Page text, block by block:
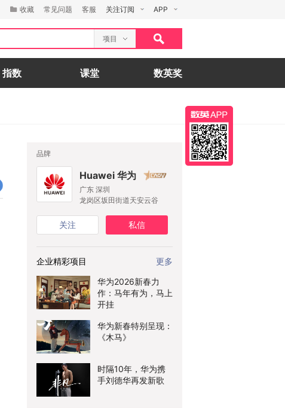
收藏 常见问题 客服 关注订阅 APP
项目
指数 课堂 数英奖
品牌
Huawei 华为
广东 深圳
龙岗区坂田街道天安云谷
关注 私信
企业精彩项目 更多
华为2026新春力
作：马年有为，马上
开挂
华为新春特别呈现：
《木马》
时隔10年，华为携
手刘德华再发新歌